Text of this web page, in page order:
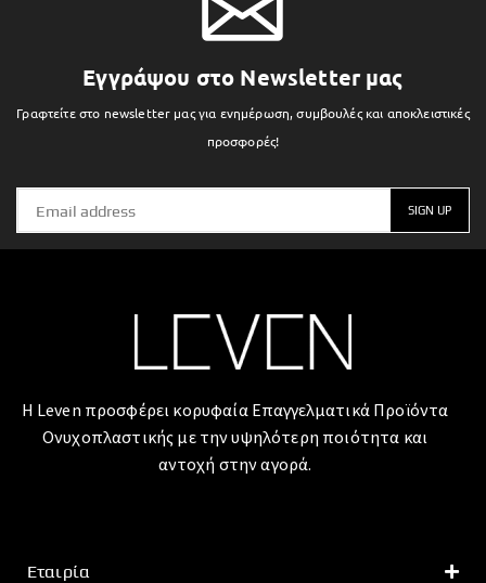
Εγγράψου στο Newsletter μας
Γραφτείτε στο newsletter μας για ενημέρωση, συμβουλές και αποκλειστικές
προσφορές!
Η Leven προσφέρει κορυφαία Επαγγελματικά Προϊόντα
Ονυχοπλαστικής με την υψηλότερη ποιότητα και
αντοχή στην αγορά.
Εταιρία